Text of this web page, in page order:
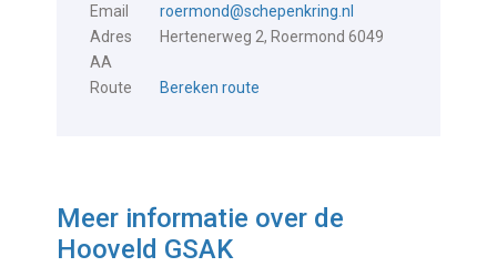
Email
roermond@schepenkring.nl
Adres
Hertenerweg 2, Roermond 6049
AA
Route
Bereken route
Meer informatie over de
Hooveld GSAK